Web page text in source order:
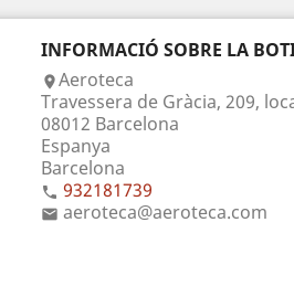
INFORMACIÓ SOBRE LA
Aeroteca
Travessera de Gràcia, 209,
08012 Barcelona
Espanya
Barcelona
 932181739
 aeroteca@aeroteca.com